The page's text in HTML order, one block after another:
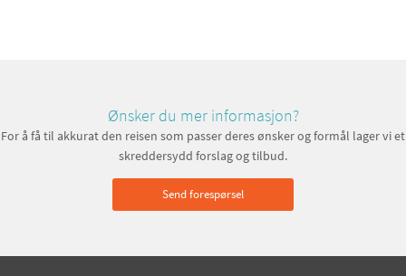
Ønsker du mer informasjon?
For å få til akkurat den reisen som passer deres ønsker og formål lager vi et
skreddersydd forslag og tilbud.
Send forespørsel